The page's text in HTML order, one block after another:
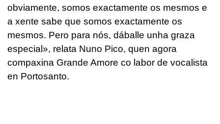
obviamente, somos exactamente os mesmos e
a xente sabe que somos exactamente os
mesmos. Pero para nós, dáballe unha graza
especial», relata Nuno Pico, quen agora
compaxina Grande Amore co labor de vocalista
en Portosanto.